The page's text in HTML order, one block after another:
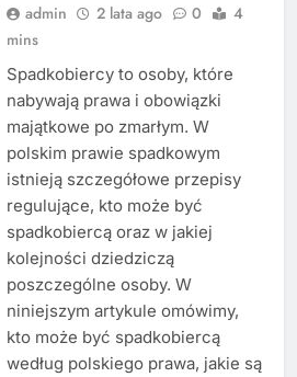
admin 2 lata ago 0
4
mins
Spadkobiercy to osoby, które
nabywają prawa i obowiązki
majątkowe po zmarłym. W
polskim prawie spadkowym
istnieją szczegółowe przepisy
regulujące, kto może być
spadkobiercą oraz w jakiej
kolejności dziedziczą
poszczególne osoby. W
niniejszym artykule omówimy,
kto może być spadkobiercą
według polskiego prawa, jakie są